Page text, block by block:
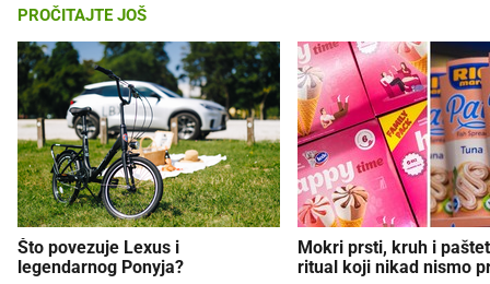
PROČITAJTE JOŠ
Što povezuje Lexus i
legendarnog Ponyja?
Mokri prsti, kruh i
ritual koji nikad nismo